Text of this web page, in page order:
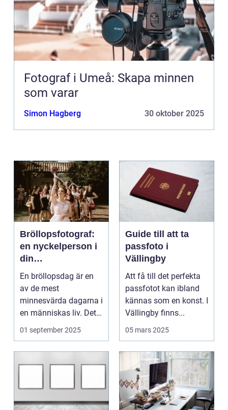
Fotograf i Umeå: Skapa minnen
som varar
Simon Hagberg 30 oktober 2025
Bröllopsfotograf:
en nyckelperson i
din
bröllopsberättelse
En bröllopsdag är en
av de mest
minnesvärda dagarna i
en människas liv. Det
&aum...
01 september 2025
Guide till att ta
passfoto i
Vällingby
Att få till det perfekta
passfotot kan ibland
kännas som en konst. I
Vällingby finns...
05 mars 2025